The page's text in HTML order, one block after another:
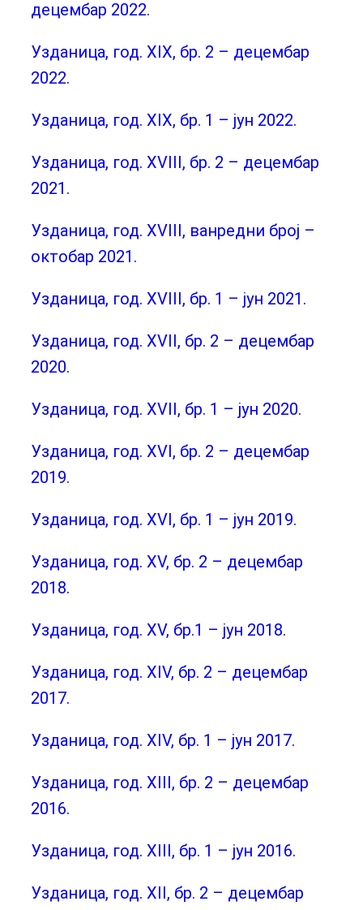
децембар 2022.
Узданица, год. XIX, бр. 2 – децембар
2022.
Узданица, год. XIX, бр. 1 – јун 2022.
Узданица, год. XVIII, бр. 2 – децембар
2021.
Узданица, год. XVIII, ванредни број –
октобар 2021.
Узданица, год. XVIII, бр. 1 – јун 2021.
Узданица, год. XVII, бр. 2 – децембар
2020.
Узданица, год. XVII, бр. 1 – јун 2020.
Узданица, год. XVI, бр. 2 – децембар
2019.
Узданица, год. XVI, бр. 1 – јун 2019.
Узданица, год. XV, бр. 2 – децембар
2018.
Узданица, год. XV, бр.1 – јун 2018.
Узданица, год. XIV, бр. 2 – децембар
2017.
Узданица, год. XIV, бр. 1 – јун 2017.
Узданица, год. XIII, бр. 2 – децембар
2016.
Узданица, год. XIII, бр. 1 – јун 2016.
Узданица, год. XII, бр. 2 – децембар